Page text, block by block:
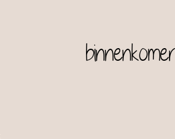
binnenkomer